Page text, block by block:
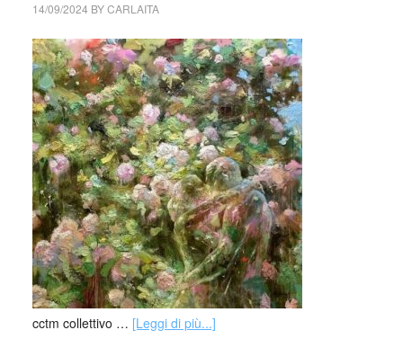
14/09/2024 BYCARLAITA
cctm collettivo … [Leggi di più...]